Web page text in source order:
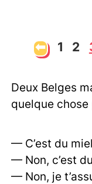
⬅ 1 2
Deux Belges
quelque chose
— C’est du
— Non, c’est
— Non, je